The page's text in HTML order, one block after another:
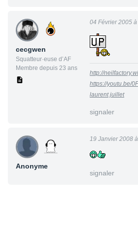
cecgwen
Squatteur·euse d’AF
Membre depuis 23 ans
04 Février 2005
http://
https://youtu.be/
laurent juillet
signaler
Anonyme
19 Janvier 2008
signaler